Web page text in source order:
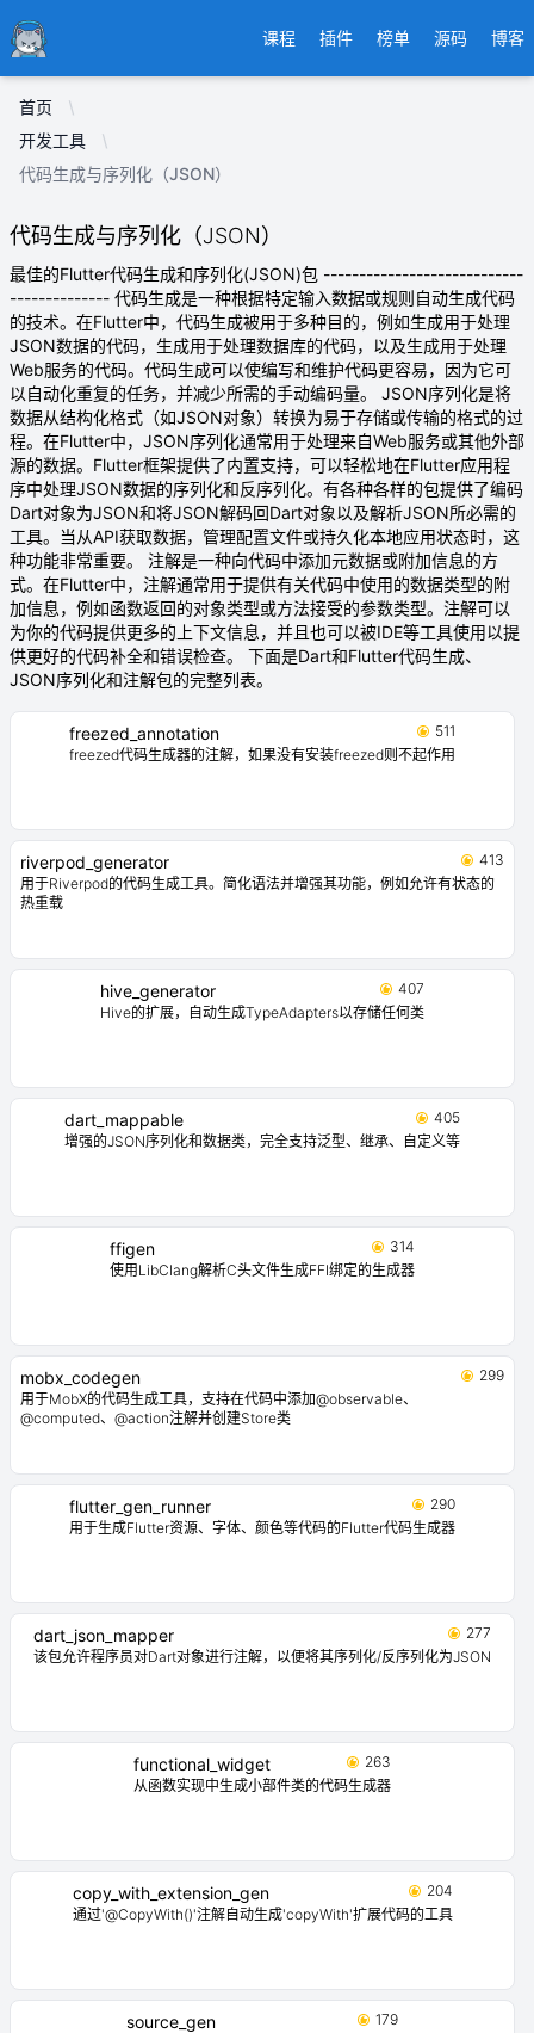
Ducafecat 课程 插件 榜单 源码 博客
首页
开发工具
代码生成与序列化（JSON）
代码生成与序列化（JSON）
最佳的Flutter代码生成和序列化(JSON)包 ----------------------------
-------------- 代码生成是一种根据特定输入数据或规则自动生成代码
的技术。在Flutter中，代码生成被用于多种目的，例如生成用于处理
JSON数据的代码，生成用于处理数据库的代码，以及生成用于处理
Web服务的代码。代码生成可以使编写和维护代码更容易，因为它可
以自动化重复的任务，并减少所需的手动编码量。 JSON序列化是将
数据从结构化格式（如JSON对象）转换为易于存储或传输的格式的过
程。在Flutter中，JSON序列化通常用于处理来自Web服务或其他外部
源的数据。Flutter框架提供了内置支持，可以轻松地在Flutter应用程
序中处理JSON数据的序列化和反序列化。有各种各样的包提供了编码
Dart对象为JSON和将JSON解码回Dart对象以及解析JSON所必需的
工具。当从API获取数据，管理配置文件或持久化本地应用状态时，这
种功能非常重要。 注解是一种向代码中添加元数据或附加信息的方
式。在Flutter中，注解通常用于提供有关代码中使用的数据类型的附
加信息，例如函数返回的对象类型或方法接受的参数类型。注解可以
为你的代码提供更多的上下文信息，并且也可以被IDE等工具使用以提
供更好的代码补全和错误检查。 下面是Dart和Flutter代码生成、
JSON序列化和注解包的完整列表。
freezed_annotation
511
freezed代码生成器的注解，如果没有安装freezed则不起作用
riverpod_generator
413
用于Riverpod的代码生成工具。简化语法并增强其功能，例如允许有状态的
热重载
hive_generator
407
Hive的扩展，自动生成TypeAdapters以存储任何类
dart_mappable
405
增强的JSON序列化和数据类，完全支持泛型、继承、自定义等
ffigen
314
使用LibClang解析C头文件生成FFI绑定的生成器
mobx_codegen
299
用于MobX的代码生成工具，支持在代码中添加@observable、
@computed、@action注解并创建Store类
flutter_gen_runner
290
用于生成Flutter资源、字体、颜色等代码的Flutter代码生成器
dart_json_mapper
277
该包允许程序员对Dart对象进行注解，以便将其序列化/反序列化为JSON
functional_widget
263
从函数实现中生成小部件类的代码生成器
copy_with_extension_gen
204
通过'@CopyWith()'注解自动生成'copyWith'扩展代码的工具
source_gen
179